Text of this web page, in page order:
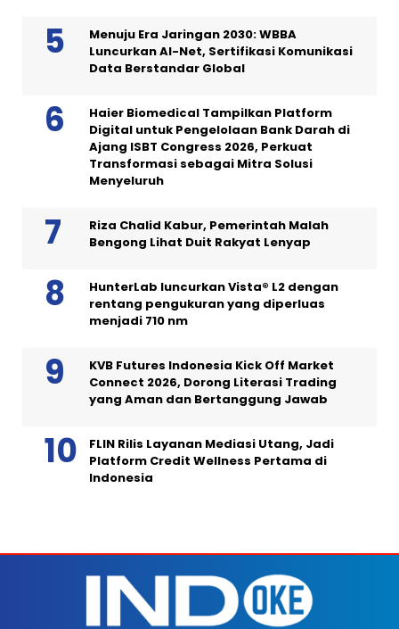
Menuju Era Jaringan 2030: WBBA
Luncurkan AI-Net, Sertifikasi Komunikasi
Data Berstandar Global
Haier Biomedical Tampilkan Platform
Digital untuk Pengelolaan Bank Darah di
Ajang ISBT Congress 2026, Perkuat
Transformasi sebagai Mitra Solusi
Menyeluruh
Riza Chalid Kabur, Pemerintah Malah
Bengong Lihat Duit Rakyat Lenyap
HunterLab luncurkan Vista® L2 dengan
rentang pengukuran yang diperluas
menjadi 710 nm
KVB Futures Indonesia Kick Off Market
Connect 2026, Dorong Literasi Trading
yang Aman dan Bertanggung Jawab
FLIN Rilis Layanan Mediasi Utang, Jadi
Platform Credit Wellness Pertama di
Indonesia